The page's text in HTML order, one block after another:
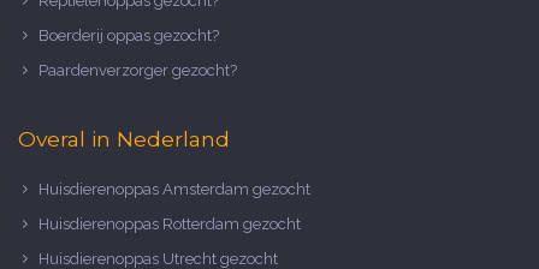
Boerderij oppas gezocht?
Paardenverzorger gezocht?
Overal in Nederland
Huisdierenoppas Amsterdam gezocht
Huisdierenoppas Rotterdam gezocht
Huisdierenoppas Utrecht gezocht